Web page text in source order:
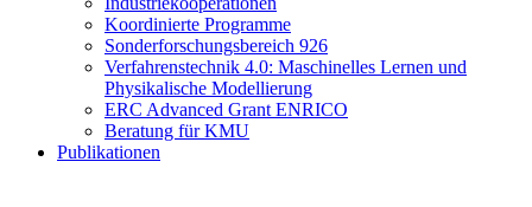
Koordinierte Programme
Sonderforschungsbereich 926
Verfahrenstechnik 4.0: Maschinelles Lernen und
Physikalische Modellierung
ERC Advanced Grant ENRICO
Beratung für KMU
Publikationen